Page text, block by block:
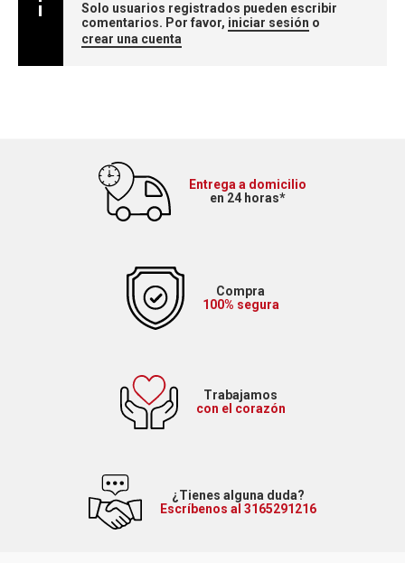
Solo usuarios registrados pueden escribir
comentarios. Por favor, iniciar sesión o
crear una cuenta
Entrega a domicilio
en 24 horas*
Compra
100% segura
Trabajamos
con el corazón
¿Tienes alguna duda?
Escríbenos al 3165291216